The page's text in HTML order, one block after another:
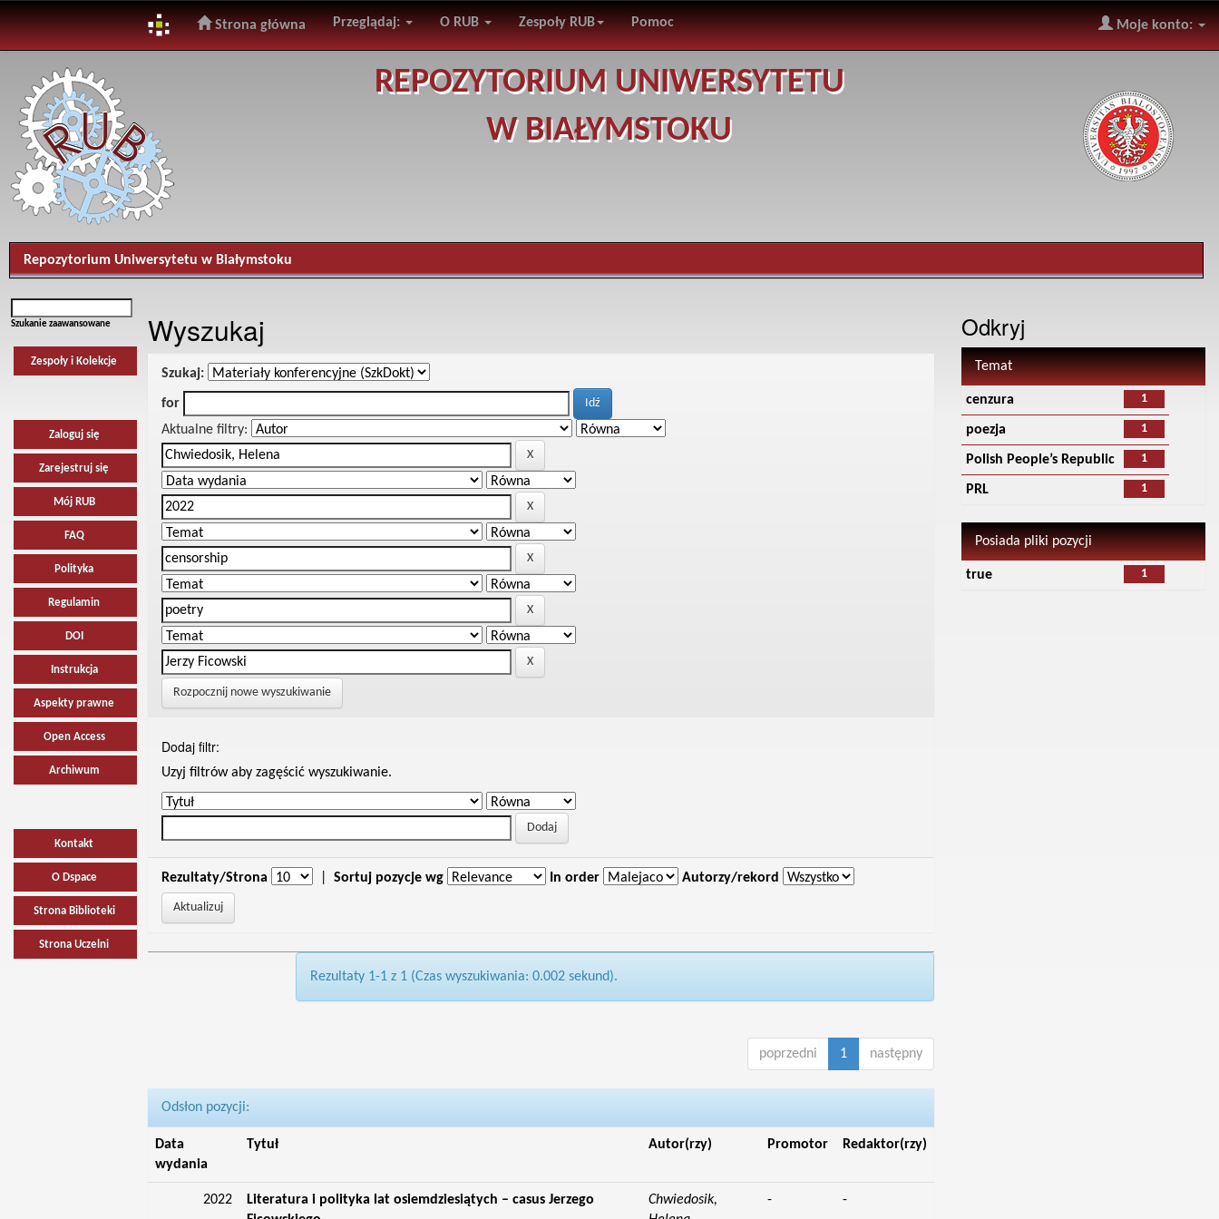
navigation
Strona główna Przeglądaj: O RUB Zespoły RUB Pomoc Moje konto:
REPOZYTORIUM UNIWERSYTETU
W BIAŁYMSTOKU
Repozytorium Uniwersytetu w Białymstoku
Szukanie zaawansowane
Zespoły i Kolekcje
Zaloguj się
Zarejestruj się
Mój RUB
FAQ
Polityka
Regulamin
DOI
Instrukcja
Aspekty prawne
Open Access
Archiwum
Kontakt
O Dspace
Strona Biblioteki
Strona Uczelni
Wyszukaj
Szukaj:
for
Aktualne filtry:
Rozpocznij nowe wyszukiwanie
Dodaj filtr:
Uzyj filtrów aby zagęścić wyszukiwanie.
Rezultaty/Strona Sortuj pozycje wg In order Autorzy/rekord
Rezultaty 1-1 z 1 (Czas wyszukiwania: 0.002 sekund).
poprzedni 1 następny
Odsłon pozycji:
Data
wydania
Tytuł Autor(rzy) Promotor Redaktor(rzy)
2022
Literatura i polityka lat osiemdziesiątych – casus Jerzego
Chwiedosik,
- -
Odkryj
Temat
1
cenzura
1
poezja
1
Polish People’s Republic
1
PRL
Posiada pliki pozycji
1
true